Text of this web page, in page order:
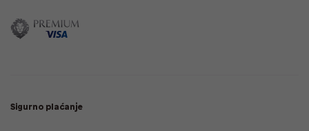
Sigurno plaćanje